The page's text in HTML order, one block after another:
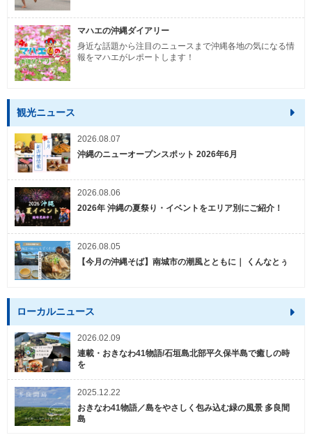
マハエの沖縄ダイアリー
身近な話題から注目のニュースまで沖縄各地の気になる情
報をマハエがレポートします！
観光ニュース
2026.08.07
沖縄のニューオープンスポット 2026年6月
2026.08.06
2026年 沖縄の夏祭り・イベントをエリア別にご紹介！
2026.08.05
【今月の沖縄そば】南城市の潮風とともに｜ くんなとぅ
ローカルニュース
2026.02.09
連載・おきなわ41物語/石垣島北部平久保半島で癒しの時
を
2025.12.22
おきなわ41物語／島をやさしく包み込む緑の風景 多良間
島